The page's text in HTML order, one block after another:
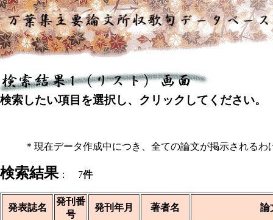
検索したい項目を選択し、クリックしてください。
＊現在データ作成中につき、全ての論文が掲示されるわ
検索結果 ： 7件
発表誌名
発刊番
号
発刊年月 著者名 論